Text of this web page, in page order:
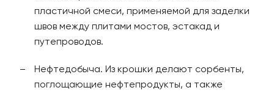
пластичной смеси, применяемой для заделки
швов между плитами мостов, эстакад и
путепроводов.
Нефтедобыча. Из крошки делают сорбенты,
поглощающие нефтепродукты, а также